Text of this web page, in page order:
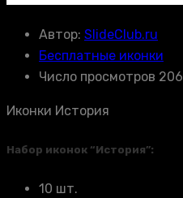
Автор: SlideClub.ru
Бесплатные иконки
Число просмотров 206
Иконки История
Набор иконок “История”:
10 шт.